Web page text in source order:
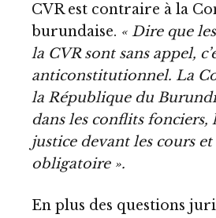
CVR est contraire à la
burundaise. « Dire que
la CVR sont sans appel,
anticonstitutionnel. La
la République du
dans les conflits fonciers,
justice devant les cours
obligatoire ».
En plus des questions